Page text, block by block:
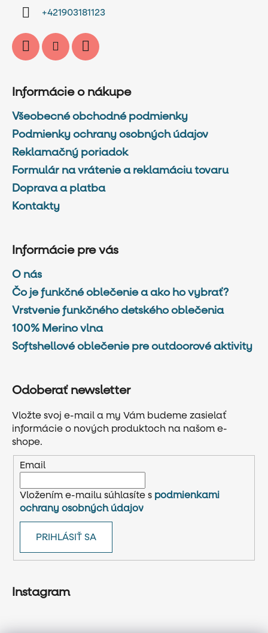
+421903181123
Informácie o nákupe
Všeobecné obchodné podmienky
Podmienky ochrany osobných údajov
Reklamačný poriadok
Formulár na vrátenie a reklamáciu tovaru
Doprava a platba
Kontakty
Informácie pre vás
O nás
Čo je funkčné oblečenie a ako ho vybrať?
Vrstvenie funkčného detského oblečenia
100% Merino vlna
Softshellové oblečenie pre outdoorové aktivity
Odoberať newsletter
Vložte svoj e-mail a my Vám budeme zasielať
informácie o nových produktoch na našom e-
shope.
Email
Vložením e-mailu súhlasíte s podmienkami
ochrany osobných údajov
PRIHLÁSIŤ SA
Instagram